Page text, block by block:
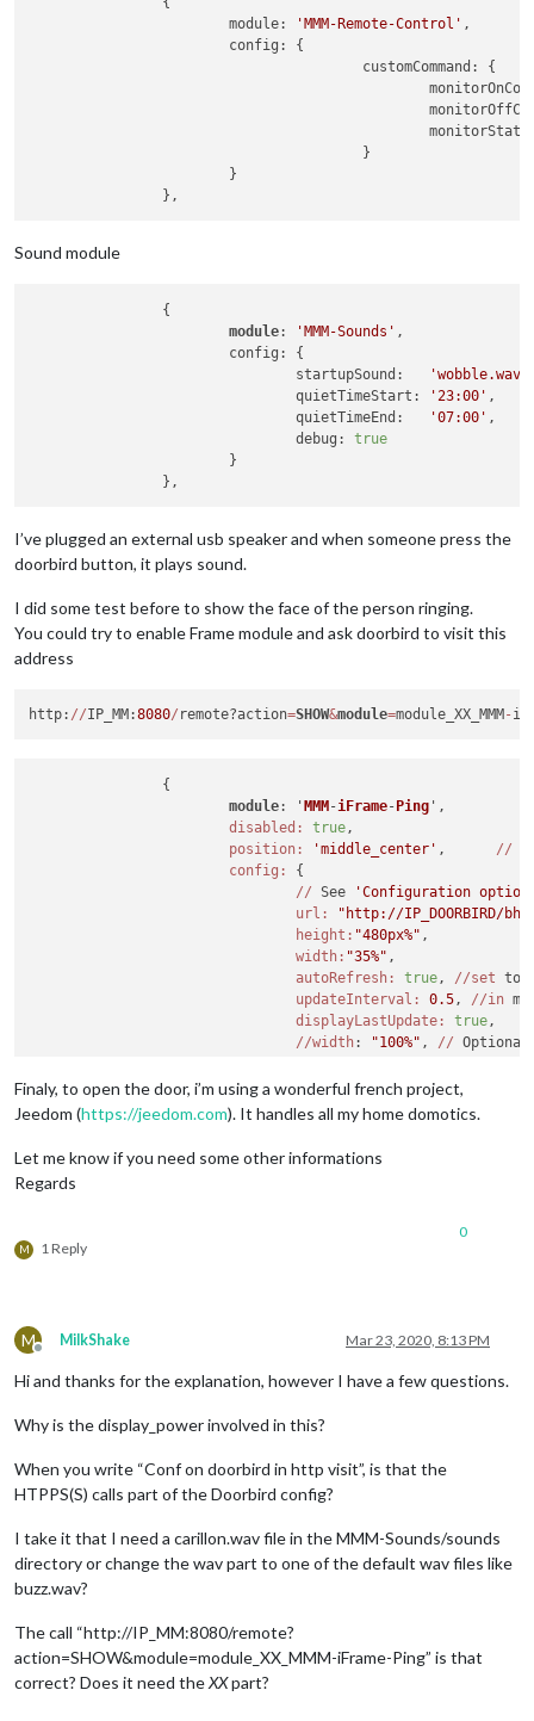
			module:
'MMM-Remote-Control' ,
Sound module
module: 'MMM-Sounds' ,
				startupSound:
'wobble.wav'
				quietTimeStart:
'23:00'
				quietTimeEnd:
'07:00'
				debug:
true
I’ve plugged an external usb speaker and when someone press the
doorbird button, it plays sound.
I did some test before to show the face of the person ringing.
You could try to enable Frame module and ask doorbird to visit this
address
http: //IP_MM:8080/ remote?action=SHOW&module=module_XX_MMM -
module: 'MMM-iFrame-Ping ',
disabled:
true ,
position:
'middle_center' //
config:
{
// See
'Configuration
url:
"http://IP_DOORBIRD/
height: "480px%" ,
width: "35%" ,
autoRefresh:
true , //set to
updateInterval:
0.5 , //in
displayLastUpdate:
true ,
//width: "100%" , //
scrolling: "no",
logDebug:
				}
Finaly, to open the door, i’m using a wonderful french project,
Jeedom (https://jeedom.com). It handles all my home domotics.
Let me know if you need some other informations
Regards
M 1 Reply
0
M
Offline
MilkShake Mar 23, 2020, 8:13 PM
Hi and thanks for the explanation, however I have a few questions.
Why is the display_power involved in this?
When you write “Conf on doorbird in http visit”, is that the
HTPPS(S) calls part of the Doorbird config?
I take it that I need a carillon.wav file in the MMM-Sounds/sounds
directory or change the wav part to one of the default wav files like
buzz.wav?
The call “http://IP_MM:8080/remote?
action=SHOW&module=module_XX_MMM-iFrame-Ping” is that
correct? Does it need theXXpart?